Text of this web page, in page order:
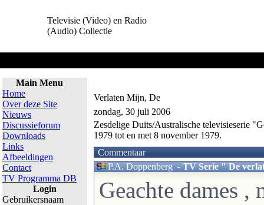
Televisie (Video) en Radio
(Audio) Collectie
Main Menu
Home
Over deze Site
Nieuws
Discussieforum
Downloads
Links
Afbeeldingen
Contact
TV Programma DB
Login
Gebruikersnaam
Verlaten Mijn, De
zondag, 30 juli 2006
Zesdelige Duits/Australische televisieserie
1979 tot en met 8 november 1979.
Commentaar
P.A. Doppenberg-TV Serie " De
Geachte dames ,